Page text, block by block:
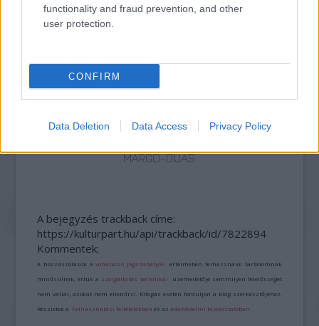
functionality and fraud prevention, and other
user protection.
CONFIRM
Data Deletion Data Access Privacy Policy
VECSEI H. MIKLÓS A ZSÁMBÉKI NYÁRI
MARGÓ-DÍJAS
A bejegyzés trackback címe:
https://kulturpart.hu/api/trackback/id/7822894
Kommentek:
A hozzászólások avonatkozó jogszabályok értelmében felhasználói tartalomnak
minősülnek, értük a szolgáltatás technikai üzemeltetője semmilyen felelősséget
nem vállal, azokat nem ellenőrzi. Kifogás esetén forduljon a blog szerkesztőjéhez.
Részletek a Felhasználási feltételekben és azadatvédelmi tájékoztatóban